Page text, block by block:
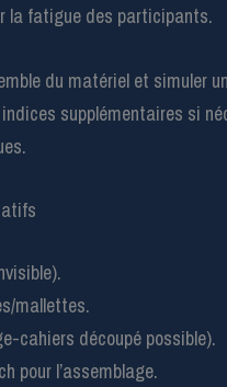
la fatigue des participants.
du matériel et
supplémentaires si
mallettes.
cahiers découpé possible).
pour l’assemblage.